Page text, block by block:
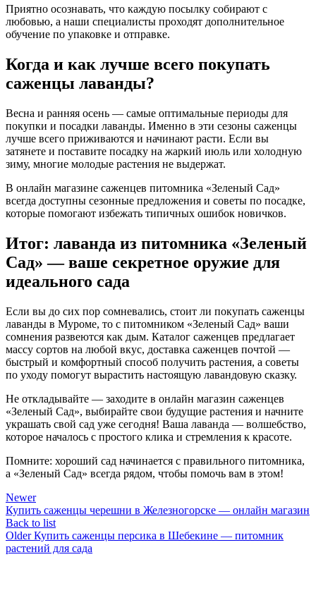
Приятно осознавать, что каждую посылку собирают с
любовью, а наши специалисты проходят дополнительное
обучение по упаковке и отправке.
Когда и как лучше всего покупать
саженцы лаванды?
Весна и ранняя осень — самые оптимальные периоды для
покупки и посадки лаванды. Именно в эти сезоны саженцы
лучше всего приживаются и начинают расти. Если вы
затянете и поставите посадку на жаркий июль или холодную
зиму, многие молодые растения не выдержат.
В онлайн магазине саженцев питомника «Зеленый Сад»
всегда доступны сезонные предложения и советы по посадке,
которые помогают избежать типичных ошибок новичков.
Итог: лаванда из питомника «Зеленый
Сад» — ваше секретное оружие для
идеального сада
Если вы до сих пор сомневались, стоит ли покупать саженцы
лаванды в Муроме, то с питомником «Зеленый Сад» ваши
сомнения развеются как дым. Каталог саженцев предлагает
массу сортов на любой вкус, доставка саженцев почтой —
быстрый и комфортный способ получить растения, а советы
по уходу помогут вырастить настоящую лавандовую сказку.
Не откладывайте — заходите в онлайн магазин саженцев
«Зеленый Сад», выбирайте свои будущие растения и начните
украшать свой сад уже сегодня! Ваша лаванда — волшебство,
которое началось с простого клика и стремления к красоте.
Помните: хороший сад начинается с правильного питомника,
а «Зеленый Сад» всегда рядом, чтобы помочь вам в этом!
Newer
Купить саженцы черешни в Железногорске — онлайн магазин
Back to list
Older Купить саженцы персика в Шебекине — питомник
растений для сада